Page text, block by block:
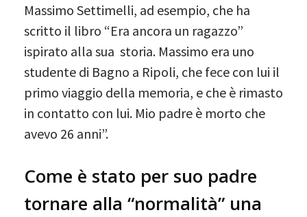
Massimo Settimelli, ad esempio, che ha
scritto il libro “Era ancora un ragazzo”
ispirato alla sua storia. Massimo era uno
studente di Bagno a Ripoli, che fece con lui il
primo viaggio della memoria, e che è rimasto
in contatto con lui. Mio padre è morto che
avevo 26 anni”.
Come è stato per suo padre
tornare alla “normalità” una